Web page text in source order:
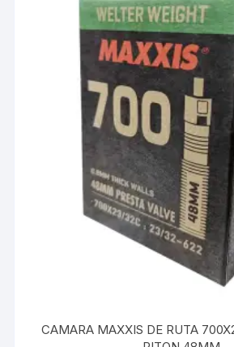
CAMARA MAXXIS DE RUTA